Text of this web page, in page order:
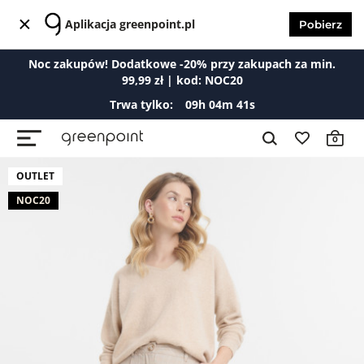
Aplikacja greenpoint.pl Pobierz
Noc zakupów! Dodatkowe -20% przy zakupach za min.
99,99 zł | kod: NOC20
Trwa tylko:
09h 04m 40s
0
OUTLET
NOC20